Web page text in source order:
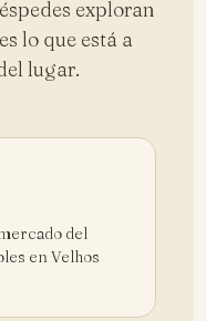
exploran
lo que está a
lugar.
del
en Velhos